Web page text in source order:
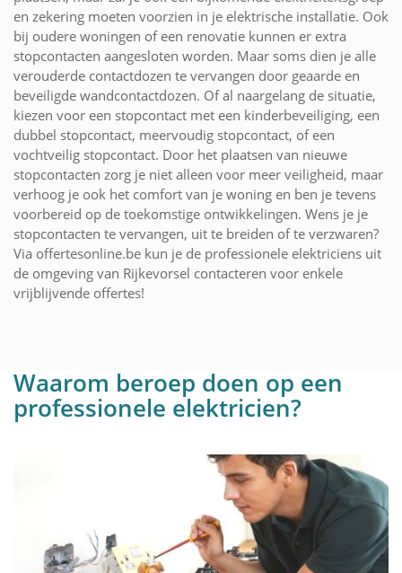
en zekering moeten voorzien in je elektrische installatie. Ook
bij oudere woningen of een renovatie kunnen er extra
stopcontacten aangesloten worden. Maar soms dien je alle
verouderde contactdozen te vervangen door geaarde en
beveiligde wandcontactdozen. Of al naargelang de situatie,
kiezen voor een stopcontact met een kinderbeveiliging, een
dubbel stopcontact, meervoudig stopcontact, of een
vochtveilig stopcontact. Door het plaatsen van nieuwe
stopcontacten zorg je niet alleen voor meer veiligheid, maar
verhoog je ook het comfort van je woning en ben je tevens
voorbereid op de toekomstige ontwikkelingen. Wens je je
stopcontacten te vervangen, uit te breiden of te verzwaren?
Via offertesonline.be kun je de professionele elektriciens uit
de omgeving van Rijkevorsel contacteren voor enkele
vrijblijvende offertes!
Waarom beroep doen op een
professionele elektricien?